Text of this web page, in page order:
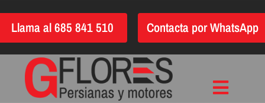
contenido
Llama al 685 841 510 Contacta por WhatsApp